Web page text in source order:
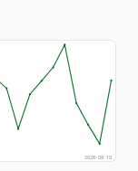
2026-08-10